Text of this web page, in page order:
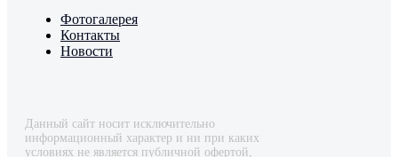
Фотогалерея
Контакты
Новости
Данный сайт носит исключительно
информационный характер и ни при каких
условиях не является публичной офертой,